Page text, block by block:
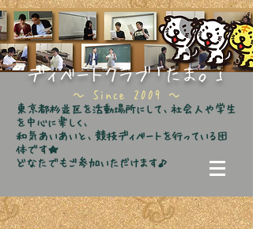
ディベートクラブ「たま。」
​～ Since 2009 ～
東京都杉並区を活動場所にして、社会人や学生
を中心に楽しく、
和気あいあいと、競技ディベートを行っている団
体です★
どなたでもご参加いただけます♪